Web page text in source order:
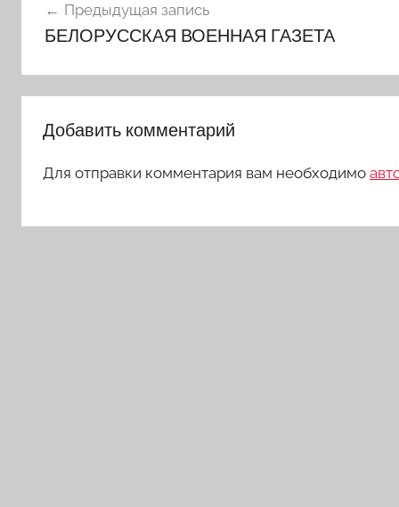
по
Предыдущая запись
БЕЛОРУССКАЯ ВОЕННАЯ ГАЗЕТА
Добавить комментарий
Для отправки комментария вам необходимо